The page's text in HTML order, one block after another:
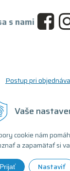
Vaše
cookie nám
a zapamätať si
Prijať Nastaviť
s nami
Postup pri
Reklamačný formulár
Odstúpenie od